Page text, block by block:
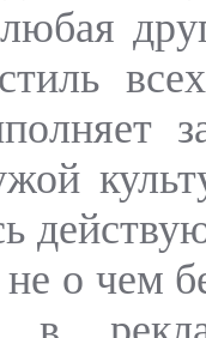
о чем